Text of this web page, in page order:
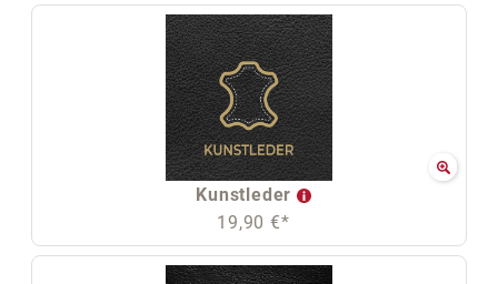
Kunstleder
19,90 €*